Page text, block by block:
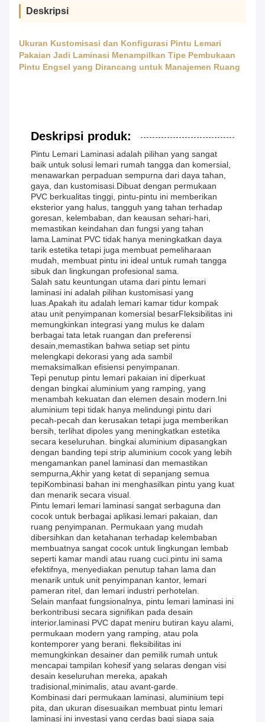
Deskripsi
Ukuran Kustomisasi dan Konfigurasi Pintu Lemari
Pakaian Jadi Laminasi Menampilkan Tipe Pembukaan
Pintu Engsel yang Dirancang untuk Manajemen Ruang
Deskripsi produk:
Pintu Lemari Laminasi adalah pilihan yang sangat
baik untuk solusi lemari rumah tangga dan komersial,
menawarkan perpaduan sempurna dari daya tahan,
gaya, dan kustomisasi.Dibuat dengan permukaan
PVC berkualitas tinggi, pintu-pintu ini memberikan
eksterior yang halus, tangguh yang tahan terhadap
goresan, kelembaban, dan keausan sehari-hari,
memastikan keindahan dan fungsi yang tahan
lama.Laminat PVC tidak hanya meningkatkan daya
tarik estetika tetapi juga membuat pemeliharaan
mudah, membuat pintu ini ideal untuk rumah tangga
sibuk dan lingkungan profesional sama.
Salah satu keuntungan utama dari pintu lemari
laminasi ini adalah pilihan kustomisasi yang
luas.Apakah itu adalah lemari kamar tidur kompak
atau unit penyimpanan komersial besarFleksibilitas ini
memungkinkan integrasi yang mulus ke dalam
berbagai tata letak ruangan dan preferensi
desain,memastikan bahwa setiap set pintu
melengkapi dekorasi yang ada sambil
memaksimalkan efisiensi penyimpanan.
Tepi penutup pintu lemari pakaian ini diperkuat
dengan bingkai aluminium yang ramping, yang
menambah kekuatan dan elemen desain modern.Ini
aluminium tepi tidak hanya melindungi pintu dari
pecah-pecah dan kerusakan tetapi juga memberikan
bersih, terlihat dipoles yang meningkatkan estetika
secara keseluruhan. bingkai aluminium dipasangkan
dengan banding tepi strip aluminium cocok yang lebih
mengamankan panel laminasi dan memastikan
sempurna,Akhir yang ketat di sepanjang semua
tepiKombinasi bahan ini menghasilkan pintu yang kuat
dan menarik secara visual.
Pintu lemari lemari laminasi sangat serbaguna dan
cocok untuk berbagai aplikasi.lemari pakaian, dan
ruang penyimpanan. Permukaan yang mudah
dibersihkan dan ketahanan terhadap kelembaban
membuatnya sangat cocok untuk lingkungan lembab
seperti kamar mandi atau ruang cuci.pintu ini sama
efektifnya, menyediakan penutup tahan lama dan
menarik untuk unit penyimpanan kantor, lemari
pameran ritel, dan lemari industri perhotelan.
Selain manfaat fungsionalnya, pintu lemari laminasi ini
berkontribusi secara signifikan pada desain
interior.laminasi PVC dapat meniru butiran kayu alami,
permukaan modern yang ramping, atau pola
kontemporer yang berani. fleksibilitas ini
memungkinkan desainer dan pemilik rumah untuk
mencapai tampilan kohesif yang selaras dengan visi
desain keseluruhan mereka, apakah
tradisional,minimalis, atau avant-garde.
Kombinasi dari permukaan laminasi, aluminium tepi
pita, dan ukuran disesuaikan membuat pintu lemari
laminasi ini investasi yang cerdas bagi siapa saja